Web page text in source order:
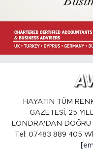
HAYATIN TÜM
GAZETESİ, 25
LONDRA'DAN DOĞRU
Tel: 07483 889 405